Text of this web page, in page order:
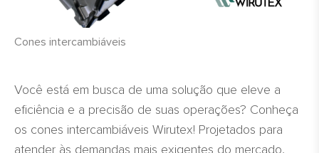
Cones intercambiáveis
Você está em busca de uma solução que eleve a
eficiência e a precisão de suas operações? Conheça
os cones intercambiáveis Wirutex! Projetados para
atender às demandas mais exigentes do mercado,